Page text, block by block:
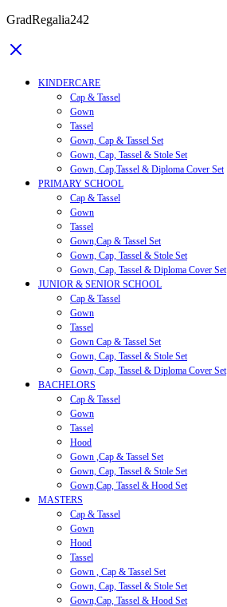
GradRegalia242
KINDERCARE
Cap & Tassel
Gown
Tassel
Gown, Cap & Tassel Set
Gown, Cap, Tassel & Stole Set
Gown, Cap,Tassel & Diploma Cover Set
PRIMARY SCHOOL
Cap & Tassel
Gown
Tassel
Gown,Cap & Tassel Set
Gown, Cap, Tassel & Stole Set
Gown, Cap, Tassel & Diploma Cover Set
JUNIOR & SENIOR SCHOOL
Cap & Tassel
Gown
Tassel
Gown Cap & Tassel Set
Gown, Cap, Tassel & Stole Set
Gown, Cap, Tassel & Diploma Cover Set
BACHELORS
Cap & Tassel
Gown
Tassel
Hood
Gown ,Cap & Tassel Set
Gown, Cap, Tassel & Stole Set
Gown,Cap, Tassel & Hood Set
MASTERS
Cap & Tassel
Gown
Hood
Tassel
Gown , Cap & Tassel Set
Gown, Cap, Tassel & Stole Set
Gown,Cap, Tassel & Hood Set